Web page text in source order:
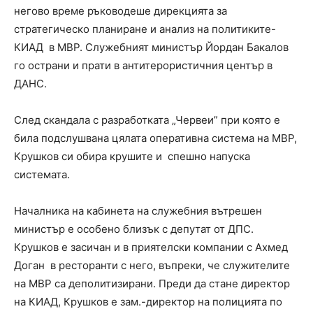
негово време ръководеше дирекцията за
стратегическо планиране и анализ на политиките-
КИАД в МВР. Служебният министър Йордан Бакалов
го острани и прати в антитерористичния център в
ДАНС.
След скандала с разработката „Червеи” при която е
била подслушвана цялата оперативна система на МВР,
Крушков си обира крушите и спешно напуска
системата.
Началника на кабинета на служебния вътрешен
министър е особено близък с депутат от ДПС.
Крушков е засичан и в приятелски компании с Ахмед
Доган в ресторанти с него, въпреки, че служителите
на МВР са деполитизирани. Преди да стане директор
на КИАД, Крушков е зам.-директор на полицията по